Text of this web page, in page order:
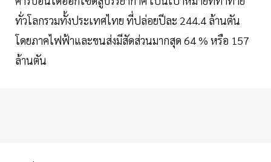
ทั่วโลกรวมทั้งประเทศไทย ที่ปล่อยปีละ 244.4 ล้านตัน
โดยภาคไฟฟ้าและขนส่งมีสัดส่วนมากสุด 64 % หรือ 157
ล้านตัน